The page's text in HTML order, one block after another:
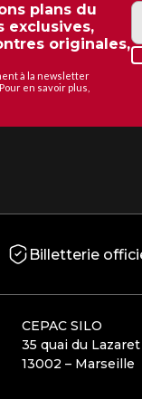
plans du
exclusives,
originales,
à la newsletter
en savoir plus,
Billetterie
CEPAC SILO
35 quai du Lazaret
13002 – Marseille